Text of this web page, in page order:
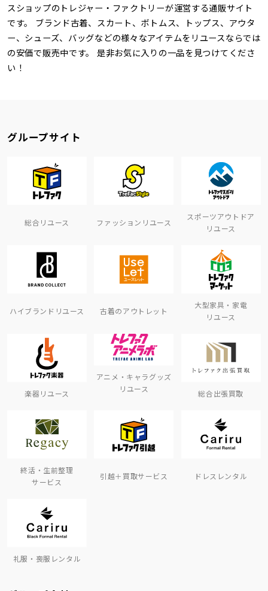
スショップのトレジャー・ファクトリーが運営する通販サイト
です。 ブランド古着、スカート、ボトムス、トップス、アウタ
ー、シューズ、バッグなどの様々なアイテムをリユースならでは
の安価で販売中です。 是非お気に入りの一品を見つけてくださ
い！
グループサイト
総合リユース ファッションリユース
スポーツアウトドア
リユース
ハイブランドリユース 古着のアウトレット
大型家具・家電
リユース
楽器リユース
アニメ・キャラグッズ
リユース
総合出張買取
終活・生前整理
サービス
引越＋買取サービス ドレスレンタル
礼服・喪服レンタル